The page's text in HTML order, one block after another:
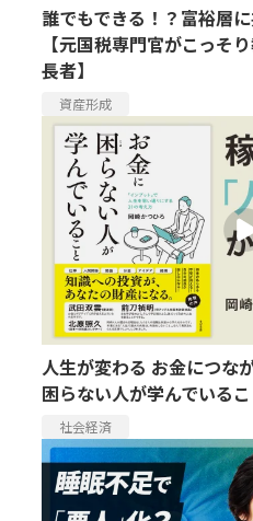
誰でもできる！？富裕層
【元国税専門官がこっそ
長者】
資産形成
人生が変わる お金につな
困らない人が学んでいるこ
社会経済